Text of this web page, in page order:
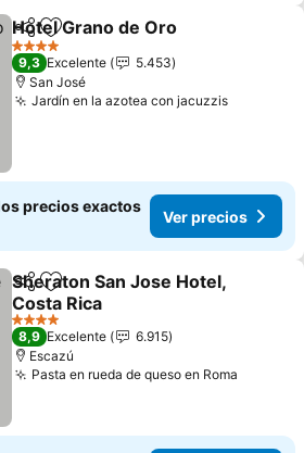
CompartirAgregar a favoritos
Hotel Grano de Oro
4 Estrellas
9,3 Excelente
5.453
San José
Jardín en la azotea con jacuzzis
precios exactos
Ver precios
CompartirAgregar a favoritos
Sheraton San Jose Hotel,
Costa Rica
4 Estrellas
8,9 Excelente
6.915
Escazú
Pasta en rueda de queso en Roma